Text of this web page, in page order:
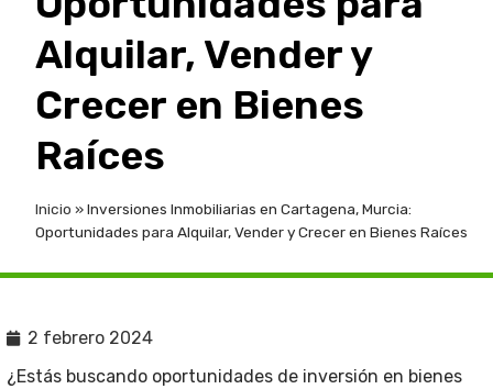
Alquilar, Vender y
Crecer en Bienes
Raíces
Inicio »Inversiones Inmobiliarias en Cartagena, Murcia:
Oportunidades para Alquilar, Vender y Crecer en Bienes Raíces
2 febrero 2024
¿Estás buscando oportunidades de inversión en bienes